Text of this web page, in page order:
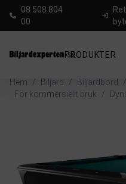
08 508 804
00
PRODUKTER
Hem / Biljard / Biljardbord /
För kommersiellt bruk
/